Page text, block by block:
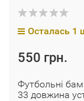
Осталась 1
550 грн.
Футбольні
33 довжина